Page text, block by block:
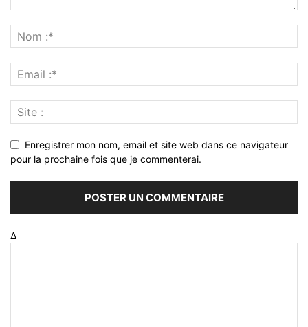
Enregistrer mon nom, email et site web dans ce navigateur
pour la prochaine fois que je commenterai.
Δ